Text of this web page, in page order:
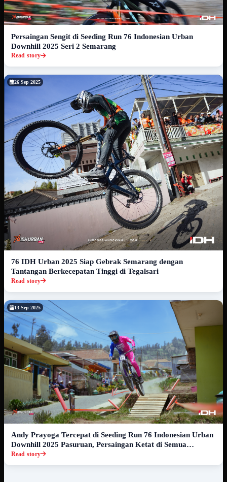
Persaingan Sengit di Seeding Run 76 Indonesian Urban
Downhill 2025 Seri 2 Semarang
Read story
26 Sep 2025
76 IDH Urban 2025 Siap Gebrak Semarang dengan
Tantangan Berkecepatan Tinggi di Tegalsari
Read story
13 Sep 2025
Andy Prayoga Tercepat di Seeding Run 76 Indonesian Urban
Downhill 2025 Pasuruan, Persaingan Ketat di Semua
Kategori
Read story